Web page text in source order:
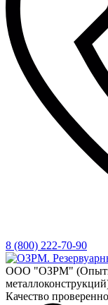
8 (800) 222-70-90
ООО "ОЗРМ"
Качество